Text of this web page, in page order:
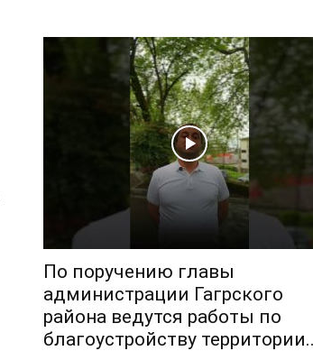
По поручению главы
администрации Гагрского
района ведутся работы по
благоустройству